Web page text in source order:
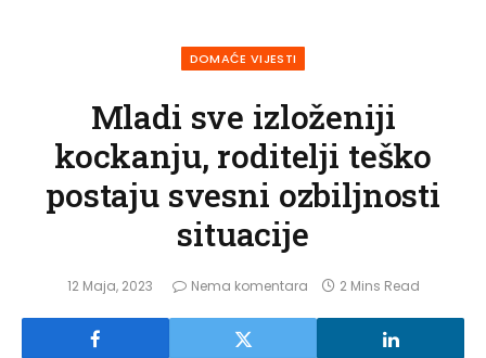
DOMAĆE VIJESTI
Mladi sve izloženiji
kockanju, roditelji teško
postaju svesni ozbiljnosti
situacije
12 Maja, 2023 Nema komentara 2 Mins Read